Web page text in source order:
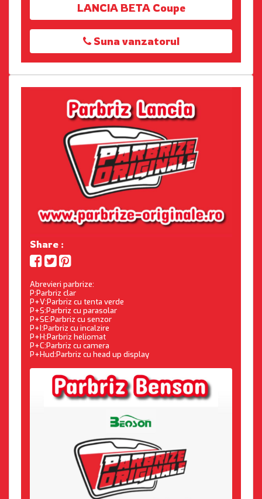
LANCIA BETA Coupe
Suna vanzatorul
Share :
Abrevieri parbrize:
P:Parbriz clar
P+V:Parbriz cu tenta verde
P+S:Parbriz cu parasolar
P+SE:Parbriz cu senzor
P+I:Parbriz cu incalzire
P+H:Parbriz heliomat
P+C:Parbriz cu camera
P+Hud:Parbriz cu head up display